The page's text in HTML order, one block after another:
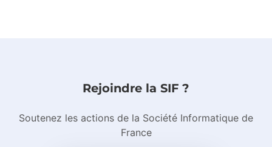
Rejoindre la SIF ?
Soutenez les actions de la Société Informatique de
France